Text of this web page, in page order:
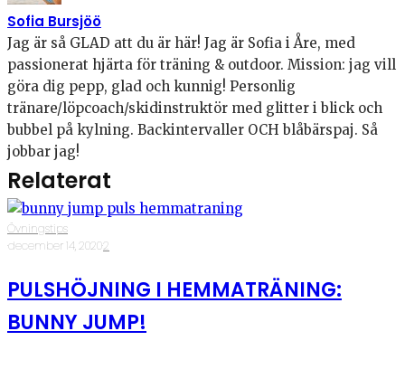
Sofia Bursjöö
Jag är så GLAD att du är här! Jag är Sofia i Åre, med
passionerat hjärta för träning & outdoor. Mission: jag vill
göra dig pepp, glad och kunnig! Personlig
tränare/löpcoach/skidinstruktör med glitter i blick och
bubbel på kylning. Backintervaller OCH blåbärspaj. Så
jobbar jag!
Relaterat
Övningstips
·december 14, 2020·2
PULSHÖJNING I HEMMATRÄNING:
BUNNY JUMP!